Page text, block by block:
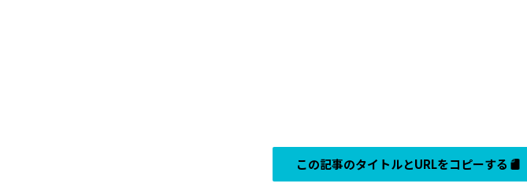
この記事のタイトルとURLをコピーする